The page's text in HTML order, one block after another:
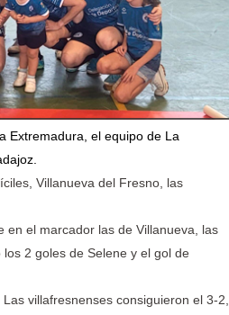
Extremadura, el equipo de La
Villanueva del Fresno, las
en el marcador las de Villanueva, las
2 goles de Selene y el gol de
villafresnenses consiguieron el 3-2,